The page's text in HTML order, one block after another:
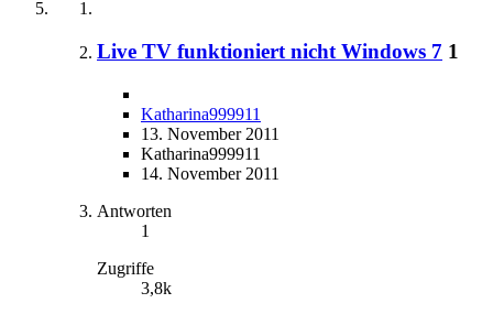
Live TV funktioniert nicht Windows 7 1
Katharina999911
13. November 2011
Katharina999911
14. November 2011
Antworten
1
Zugriffe
3,8k